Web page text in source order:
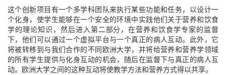
这个创新项目有一个多学科团队来执行某些功能和任务，以设计一
个化身，使学生能够在一个安全的环境中实践他们关于营养和饮食
学的理论知识，然后进入第二部分，在营养和饮食学专家的监督
下，他们可以通过一个虚拟平台与一个真正的病人互动。此外，它
将被转移到与我们合作的不同欧洲大学，并将给营养和营养学领域
的所有学生提供与化身互动的机会，随后在监督下与真正的病人互
动。欧洲大学之间的这种互动将使教学方法和营养方式得以共享。